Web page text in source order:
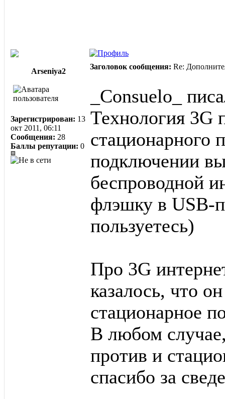
Arseniya2
Заголовок сообщения: Re:
Зарегистрирован: 13
окт 2011, 06:11
Сообщения: 28
Баллы репутации: 0
_Consuelo_
Технология 3G
стационарного
подключении
беспроводной
флэшку в USB-
пользуетесь)
Про 3G
казалось, что
стационарное
В любом
против и
спасибо за